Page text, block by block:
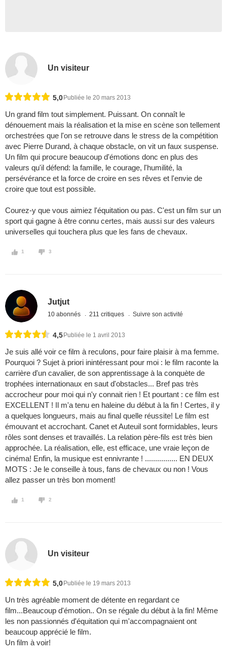
Un visiteur
5,0 Publiée le 20 mars 2013
Un grand film tout simplement. Puissant. On connaît le
dénouement mais la réalisation et la mise en scène son tellement
orchestrées que l'on se retrouve dans le stress de la compétition
avec Pierre Durand, à chaque obstacle, on vit un faux suspense.
Un film qui procure beaucoup d'émotions donc en plus des
valeurs qu'il défend: la famille, le courage, l'humilité, la
persévérance et la force de croire en ses rêves et l'envie de
croire que tout est possible.
Courez-y que vous aimiez l'équitation ou pas. C'est un film sur un
sport qui gagne à être connu certes, mais aussi sur des valeurs
universelles qui touchera plus que les fans de chevaux.
1 3
Jutjut
10 abonnés 211 critiques Suivre son activité
4,5 Publiée le 1 avril 2013
Je suis allé voir ce film à reculons, pour faire plaisir à ma femme.
Pourquoi ? Sujet à priori inintéressant pour moi : le film raconte la
carrière d'un cavalier, de son apprentissage à la conquète de
trophées internationaux en saut d'obstacles... Bref pas très
accrocheur pour moi qui n'y connait rien ! Et pourtant : ce film est
EXCELLENT ! Il m'a tenu en haleine du début à la fin ! Certes, il y
a quelques longueurs, mais au final quelle réussite! Le film est
émouvant et accrochant. Canet et Auteuil sont formidables, leurs
rôles sont denses et travaillés. La relation père-fils est très bien
approchée. La réalisation, elle, est efficace, une vraie leçon de
cinéma! Enfin, la musique est ennivrante ! ................ EN DEUX
MOTS : Je le conseille à tous, fans de chevaux ou non ! Vous
allez passer un très bon moment!
1 2
Un visiteur
5,0 Publiée le 19 mars 2013
Un très agréable moment de détente en regardant ce
film...Beaucoup d'émotion.. On se régale du début à la fin! Même
les non passionnés d'équitation qui m'accompagnaient ont
beaucoup apprécié le film.
Un film à voir!